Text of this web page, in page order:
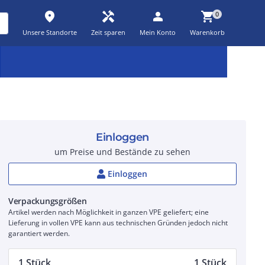
place
Unsere Standorte
handyman
Zeit sparen
person
Mein Konto
shopping_cart0
Warenkorb
Einloggen
um Preise und Bestände zu sehen
Einloggen
Verpackungsgrößen
Artikel werden nach Möglichkeit in ganzen VPE geliefert; eine
Lieferung in vollen VPE kann aus technischen Gründen jedoch nicht
garantiert werden.